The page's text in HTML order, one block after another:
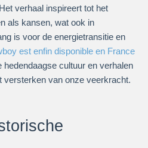
verhaal inspireert tot het
als kansen, wat ook in
is voor de energietransitie en
est enfin disponible en France
hedendaagse cultuur en verhalen
versterken van onze veerkracht.